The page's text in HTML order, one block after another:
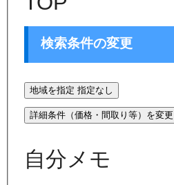
検索条件の変更
地域を指定 指定なし
詳細条件（価格・間取り等）を変更
自分メモ